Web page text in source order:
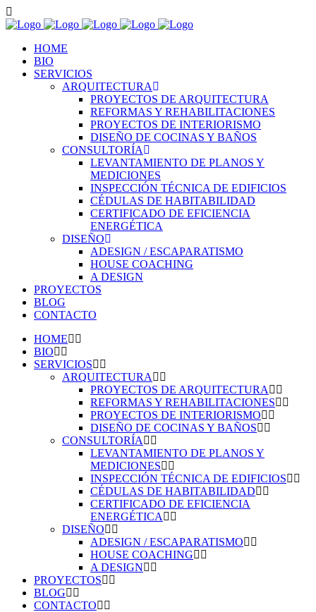
HOME
BIO
SERVICIOS
ARQUITECTURA
PROYECTOS DE ARQUITECTURA
REFORMAS Y REHABILITACIONES
PROYECTOS DE INTERIORISMO
DISEÑO DE COCINAS Y BAÑOS
CONSULTORÍA
LEVANTAMIENTO DE PLANOS Y
MEDICIONES
INSPECCIÓN TÉCNICA DE EDIFICIOS
CÉDULAS DE HABITABILIDAD
CERTIFICADO DE EFICIENCIA
ENERGÉTICA
DISEÑO
ADESIGN / ESCAPARATISMO
HOUSE COACHING
A DESIGN
PROYECTOS
BLOG
CONTACTO
HOME
BIO
SERVICIOS
ARQUITECTURA
PROYECTOS DE ARQUITECTURA
REFORMAS Y REHABILITACIONES
PROYECTOS DE INTERIORISMO
DISEÑO DE COCINAS Y BAÑOS
CONSULTORÍA
LEVANTAMIENTO DE PLANOS Y
MEDICIONES
INSPECCIÓN TÉCNICA DE EDIFICIOS
CÉDULAS DE HABITABILIDAD
CERTIFICADO DE EFICIENCIA
ENERGÉTICA
DISEÑO
ADESIGN / ESCAPARATISMO
HOUSE COACHING
A DESIGN
PROYECTOS
BLOG
CONTACTO